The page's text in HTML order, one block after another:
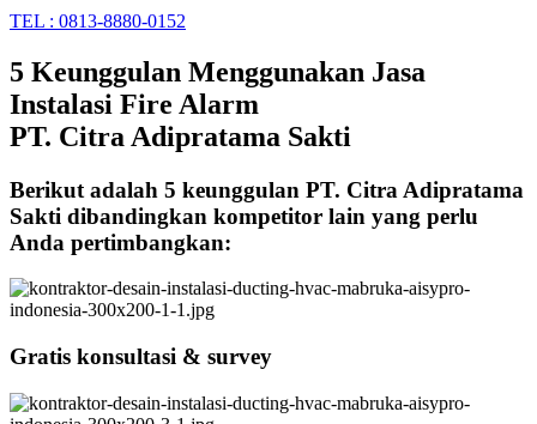
TEL : 0813-8880-0152
5 Keunggulan Menggunakan Jasa
Instalasi Fire Alarm
PT. Citra Adipratama Sakti
Berikut adalah 5 keunggulan PT. Citra Adipratama
Sakti dibandingkan kompetitor lain yang perlu
Anda pertimbangkan:
Gratis konsultasi & survey